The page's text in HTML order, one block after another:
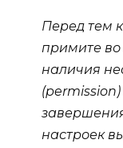
Перед тем
примите во
наличия
настроек